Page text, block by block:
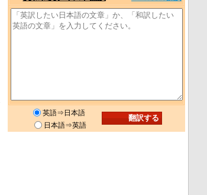
英語⇒日本語
日本語⇒英語